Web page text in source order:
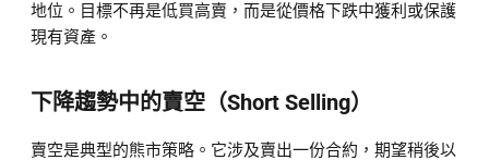
地位。目標不再是低買高賣，而是從價格下跌中獲利或保護
現有資產。
下降趨勢中的賣空（Short Selling）
賣空是典型的熊市策略。它涉及賣出一份合約，期望稍後以